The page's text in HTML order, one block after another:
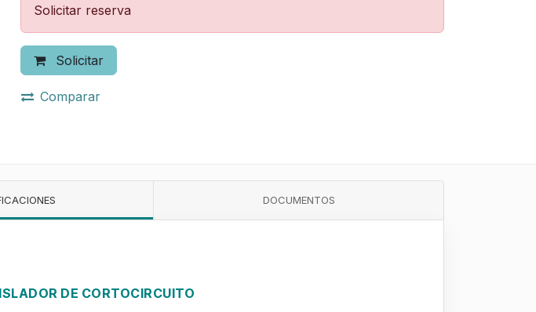
Solicitar reserva
Solicitar
Comparar
DOCUMENTOS
DE CORTOCIRCUITO​